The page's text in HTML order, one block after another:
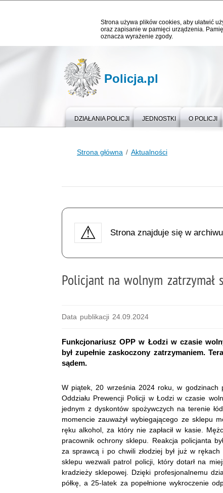
Strona używa plików cookies, aby ułatwić
oraz zapisanie w pamięci urządzenia.
oznacza wyrażenie zgody.
Policja.pl
DZIAŁANIA POLICJI JEDNOSTKI O POLICJI
Strona główna Aktualności
Strona znajduje się w
Policjant na wolnym zatrzymał
Data publikacji 24.09.2024
Funkcjonariusz OPP w Łodzi w czasie
był zupełnie zaskoczony zatrzymaniem.
sądem.
W piątek, 20 września 2024 roku, w godzinach
Oddziału Prewencji Policji w Łodzi w czasie
jednym z dyskontów spożywczych na terenie
momencie zauważył wybiegającego ze sklepu
ręku alkohol, za który nie zapłacił w kasie.
pracownik ochrony sklepu. Reakcja policjanta
za sprawcą i po chwili złodziej był już w
sklepu wezwali patrol policji, który dotarł na
kradzieży sklepowej. Dzięki profesjonalnemu
półkę, a 25-latek za popełnione wykroczenie